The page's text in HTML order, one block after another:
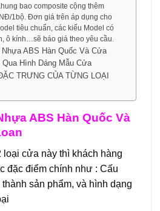
bao composite cộng thêm
1bộ. Đơn giá trên áp dụng cho
tiêu chuẩn, các kiểu Model có
ô kính…sẽ báo giá theo yêu cầu.
ABS Hàn Quốc Và Cửa
Hình Dáng Mẫu Cửa
TRƯNG CỦA TỪNG LOẠI
ABS Hàn Quốc Và
cửa này thì khách hàng
đặc điểm chính như : Cấu
sản phẩm, và hình dạng